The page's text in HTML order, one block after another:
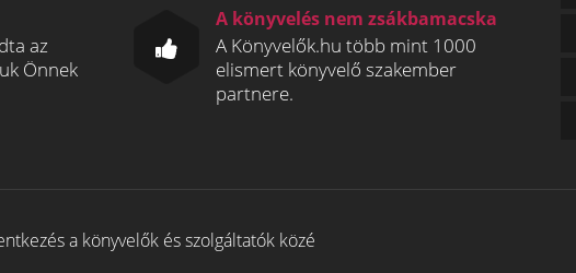
az
Önnek
A könyvelés nem zsákbamacska
A Könyvelők.hu több mint 1000
elismert könyvelő szakember
partnere.
a könyvelők és szolgáltatók közé